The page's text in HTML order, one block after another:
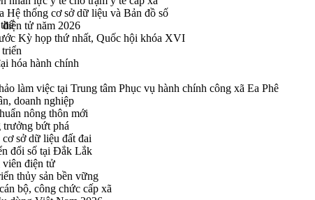
thống cơ sở dữ liệu và Bản đồ số
tử năm 2026
Kỳ họp thứ nhất, Quốc hội khóa XVI
hóa hành chính
làm việc tại Trung tâm Phục vụ hành chính công xã Ea Phê
doanh nghiệp
nông thôn mới
bứt phá
sở dữ liệu đất đai
đổi số tại Đắk Lắk
viên điện tử
thủy sản bền vững
bộ, công chức cấp xã